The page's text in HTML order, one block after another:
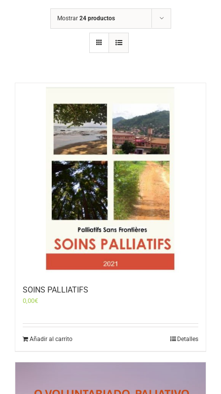
Mostrar 24 productos
SOINS PALLIATIFS
0,00€
Añadir al carrito Detalles